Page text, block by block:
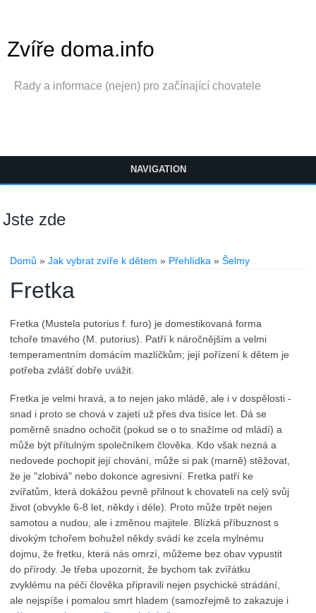
Zvíře doma.info
Rady a informace (nejen) pro začínající chovatele
NAVIGATION
Jste zde
Domů »Jak vybrat zvíře k dětem » Přehlídka »Šelmy
Fretka
Fretka (Mustela putorius f. furo) je domestikovaná forma
tchoře tmavého (M. putorius). Patří k náročnějším a velmi
temperamentním domácím mazlíčkům; její pořízení k dětem je
potřeba zvlášť dobře uvážit.
Fretka je velmi hravá, a to nejen jako mládě, ale i v dospělosti -
snad i proto se chová v zajetí už přes dva tisíce let. Dá se
poměrně snadno ochočit (pokud se o to snažíme od mládí) a
může být přítulným společníkem člověka. Kdo však nezná a
nedovede pochopit její chování, může si pak (marně) stěžovat,
že je "zlobivá" nebo dokonce agresivní. Fretka patří ke
zvířatům, která dokážou pevně přilnout k chovateli na celý svůj
život (obvykle 6-8 let, někdy i déle). Proto může trpět nejen
samotou a nudou, ale i změnou majitele. Blízká příbuznost s
divokým tchořem bohužel někdy svádí ke zcela mylnému
dojmu, že fretku, která nás omrzí, můžeme bez obav vypustit
do přírody. Je třeba upozornit, že bychom tak zvířátku
zvyklému na péči člověka připravili nejen psychické strádání,
ale nejspíše i pomalou smrt hladem (samozřejmě to zakazuje i